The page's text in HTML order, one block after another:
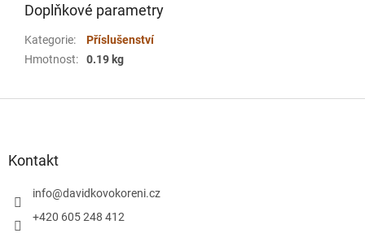
Doplňkové parametry
Kategorie:
Příslušenství
Hmotnost: 0.19 kg
Kontakt
info@davidkovokoreni.cz
+420 605 248 412